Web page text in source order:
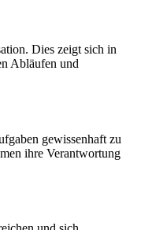
Dies zeigt sich in
Abläufen und
gewissenhaft zu
ihre Verantwortung